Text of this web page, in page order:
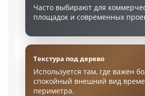
Часто выбирают для
площадок и современных
Текстура под дерево
Используется там, где важен
спокойный внешний вид
периметра.